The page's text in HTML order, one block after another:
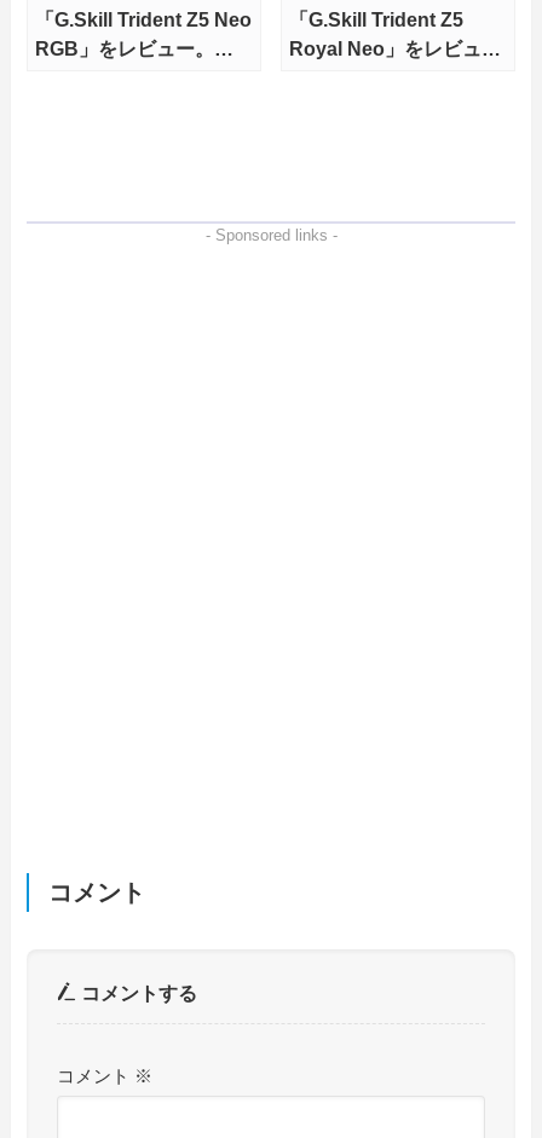
「G.Skill Trident Z5 Neo
RGB」をレビュー。
「G.Skill Trident Z5
Royal Neo」をレビュ
- Sponsored links -
コメント
コメントする
コメント ※